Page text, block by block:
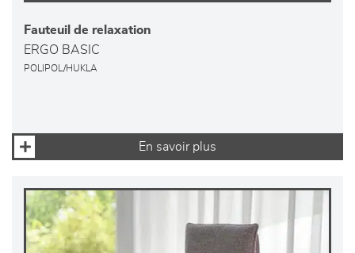
Fauteuil de relaxation
ERGO BASIC
POLIPOL/HUKLA
En savoir plus